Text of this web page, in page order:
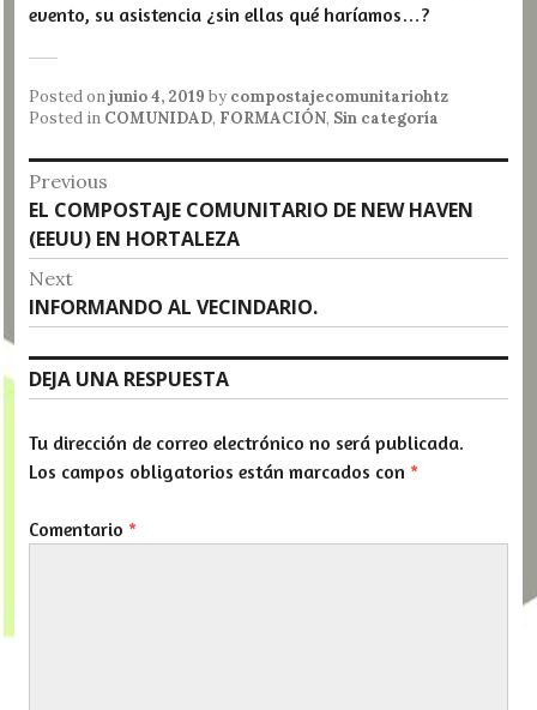
evento, su asistencia ¿sin ellas qué haríamos…?
Posted onjunio 4, 2019 by compostajecomunitariohtz
Posted in COMUNIDAD, FORMACIÓN, Sin categoría
Navegación
de
entradas
Previous
Previous
post:
EL COMPOSTAJE COMUNITARIO DE NEW HAVEN
(EEUU) EN HORTALEZA
Next
Next
post:
INFORMANDO AL VECINDARIO.
DEJA UNA RESPUESTA
Tu dirección de correo electrónico no será publicada.
Los campos obligatorios están marcados con *
Comentario *